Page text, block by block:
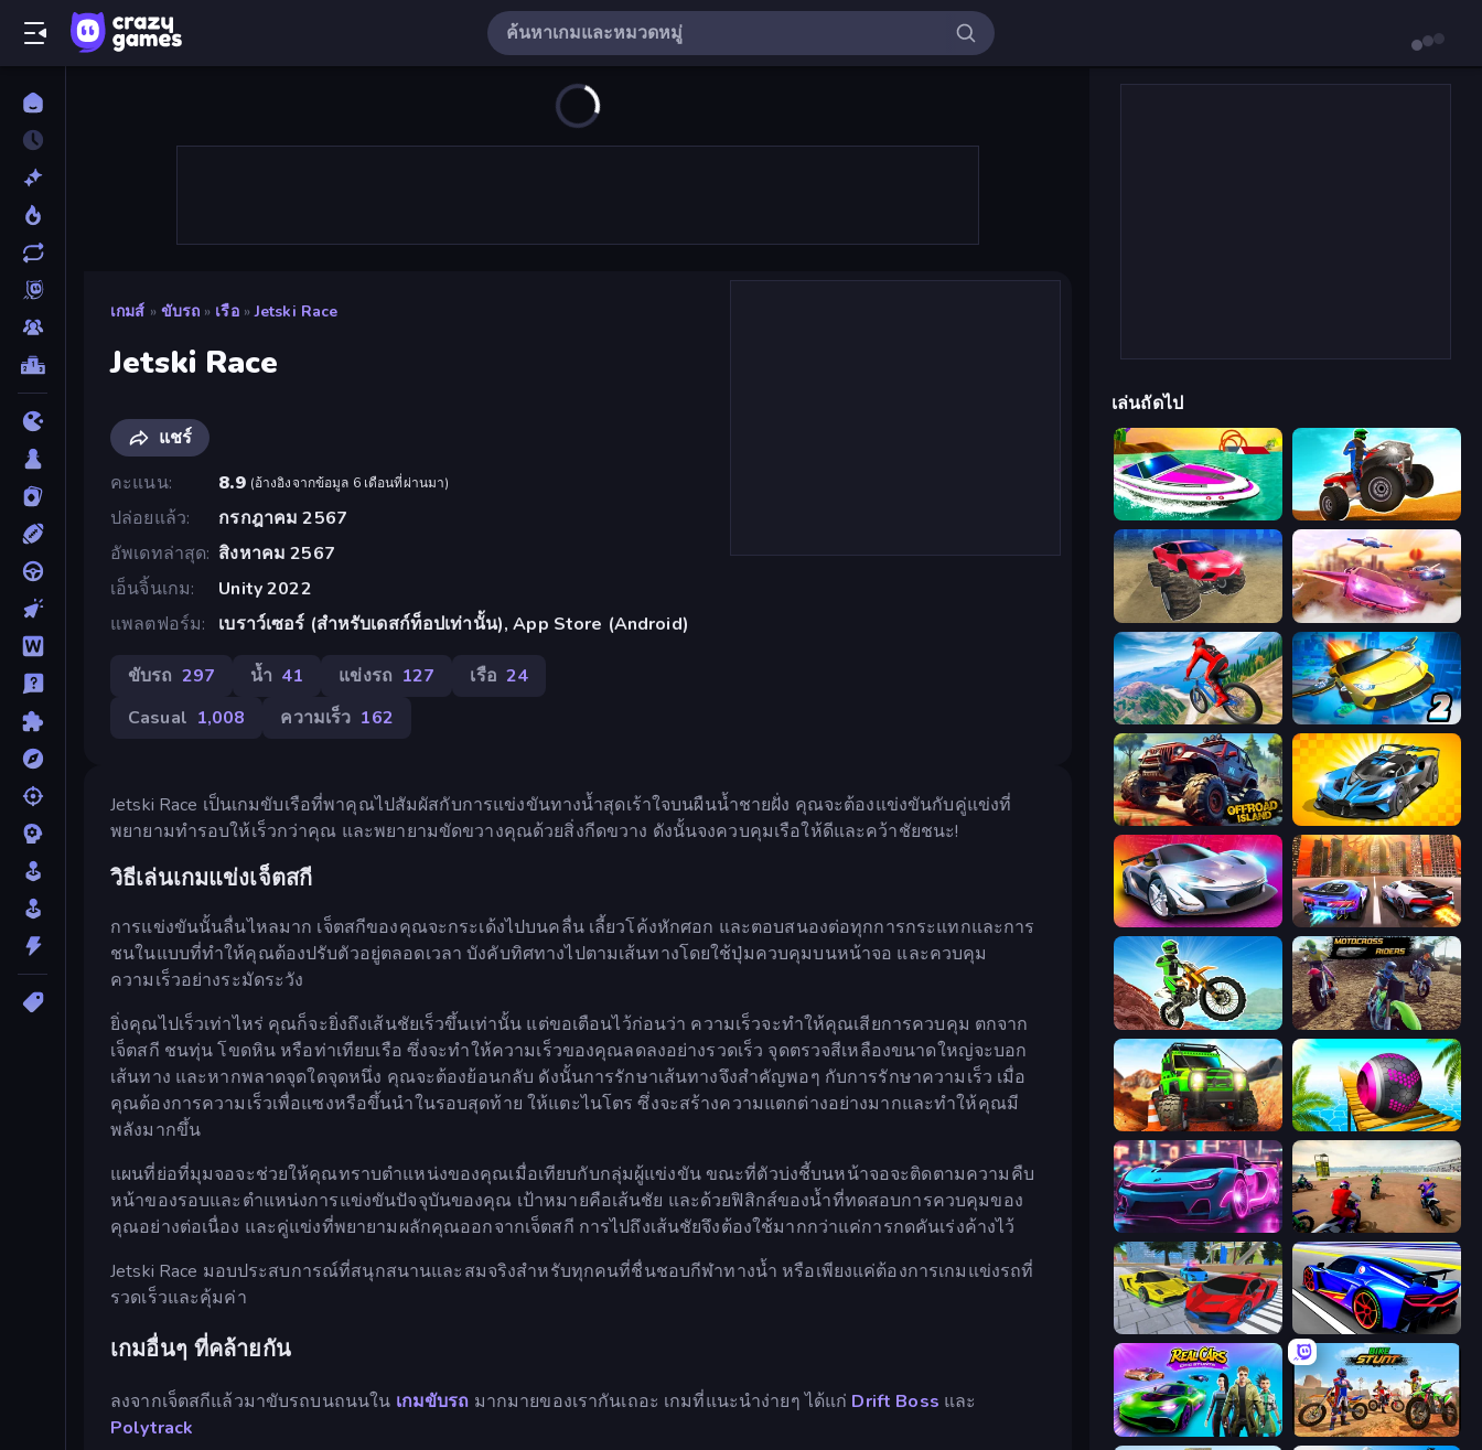
เกมส์ » ขับรถ » เรือ » Jetski Race
Jetski Race
แชร์
คะแนน
8.9 (อ้างอิงจากข้อมูล 6 เดือนที่ผ่านมา)
ปล่อยแล้ว
กรกฎาคม 2567
อัพเดทล่าสุด สิงหาคม 2567
เอ็นจิ้นเกม
Unity 2022
แพลตฟอร์ม
เบราว์เซอร์ (สำหรับเดสก์ท็อปเท่านั้น), App Store (Android)
ขับรถ 297 น้ำ 41 แข่งรถ 127 เรือ 24
Casual 1,008 ความเร็ว 162
Jetski Race เป็นเกมขับเรือที่พาคุณไปสัมผัสกับการแข่งขันทางน้ำสุดเร้าใจบนผืนน้ำชายฝั่ง คุณจะต้องแข่งขันกับคู่แข่งที่
พยายามทำรอบให้เร็วกว่าคุณ และพยายามขัดขวางคุณด้วยสิ่งกีดขวาง ดังนั้นจงควบคุมเรือให้ดีและคว้าชัยชนะ!
วิธีเล่นเกมแข่งเจ็ตสกี
การแข่งขันนั้นลื่นไหลมาก เจ็ตสกีของคุณจะกระเด้งไปบนคลื่น เลี้ยวโค้งหักศอก และตอบสนองต่อทุกการกระแทกและการ
ชนในแบบที่ทำให้คุณต้องปรับตัวอยู่ตลอดเวลา บังคับทิศทางไปตามเส้นทางโดยใช้ปุ่มควบคุมบนหน้าจอ และควบคุม
ความเร็วอย่างระมัดระวัง
ยิ่งคุณไปเร็วเท่าไหร่ คุณก็จะยิ่งถึงเส้นชัยเร็วขึ้นเท่านั้น แต่ขอเตือนไว้ก่อนว่า ความเร็วจะทำให้คุณเสียการควบคุม ตกจาก
เจ็ตสกี ชนทุ่น โขดหิน หรือท่าเทียบเรือ ซึ่งจะทำให้ความเร็วของคุณลดลงอย่างรวดเร็ว จุดตรวจสีเหลืองขนาดใหญ่จะบอก
เส้นทาง และหากพลาดจุดใดจุดหนึ่ง คุณจะต้องย้อนกลับ ดังนั้นการรักษาเส้นทางจึงสำคัญพอๆ กับการรักษาความเร็ว เมื่อ
คุณต้องการความเร็วเพื่อแซงหรือขึ้นนำในรอบสุดท้าย ให้แตะไนโตร ซึ่งจะสร้างความแตกต่างอย่างมากและทำให้คุณมี
พลังมากขึ้น
แผนที่ย่อที่มุมจอจะช่วยให้คุณทราบตำแหน่งของคุณเมื่อเทียบกับกลุ่มผู้แข่งขัน ขณะที่ตัวบ่งชี้บนหน้าจอจะติดตามความคืบ
หน้าของรอบและตำแหน่งการแข่งขันปัจจุบันของคุณ เป้าหมายคือเส้นชัย และด้วยฟิสิกส์ของน้ำที่ทดสอบการควบคุมของ
คุณอย่างต่อเนื่อง และคู่แข่งที่พยายามผลักคุณออกจากเจ็ตสกี การไปถึงเส้นชัยจึงต้องใช้มากกว่าแค่การกดคันเร่งค้างไว้
Jetski Race มอบประสบการณ์ที่สนุกสนานและสมจริงสำหรับทุกคนที่ชื่นชอบกีฬาทางน้ำ หรือเพียงแค่ต้องการเกมแข่งรถที่
รวดเร็วและคุ้มค่า
เกมอื่นๆ ที่คล้ายกัน
ลงจากเจ็ตสกีแล้วมาขับรถบนถนนใน เกมขับรถ มากมายของเรากันเถอะ เกมที่แนะนำง่ายๆ ได้แก่ Drift Boss และ
Polytrack
เล่นถัดไป
Jet Boat Racing ATV Ultimate Offroad
Ultimate Flying Car
Riders Downhill Racing Ultimate Flying Car 2
Offroad Island GT Cars Mega Ramps
Grand Cyber City Night City Racing
Dirt Bike Mad Skills MotoCross Riders
Offroad Life 3D Rolling Balls Sea Race
Cyber Cars Punk Racing 2 Super MX - The Champion
Real Cars Extreme Racing Cyber Cars Punk Racing
Real Cars Epic Stunts Bike Stunts Race Bike Games 3D